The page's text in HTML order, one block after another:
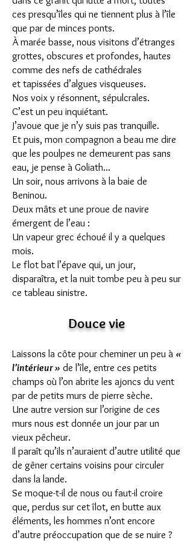
ces presqu’îles qui ne tiennent plus à l’île
que par de minces ponts.
À marée basse, nous visitons d’étranges
grottes, obscures et profondes, hautes
comme des nefs de cathédrales
et tapissées d’algues visqueuses.
Nos voix y résonnent, sépulcrales.
C’est un peu inquiétant.
J’avoue que je n’y suis pas tranquille.
Et puis, mon compagnon a beau me dire
que les poulpes ne demeurent pas sans
eau, je pense à Goliath...
Un soir, nous arrivons à la baie de
Beninou.
Deux mâts et une proue de navire
émergent de l’eau :
Un vapeur grec échoué il y a quelques
mois.
Le flot bat l’épave qui, un jour,
disparaîtra, et la nuit tombe peu à peu sur
ce tableau sinistre.
Douce vie
Laissons la côte pour cheminer un peu à «
l’intérieur » de l’île, entre ces petits
champs où l’on abrite les ajoncs du vent
par de petits murs de pierre sèche.
Une autre version sur l’origine de ces
murs nous est donnée un jour par un
vieux pêcheur.
Il paraît qu’ils n’auraient d’autre utilité que
de gêner certains voisins pour circuler
dans la lande.
Se moque-t-il de nous ou faut-il croire
que, perdus sur cet îlot, en butte aux
éléments, les hommes n’ont encore
d’autre préoccupation que de se nuire ?